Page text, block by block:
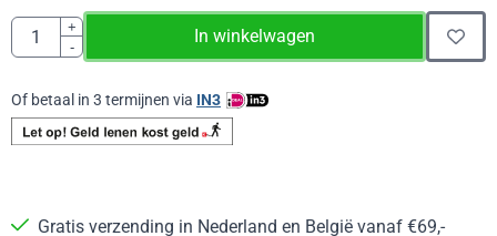
Aantal
+
-
In winkelwagen
Of betaal in 3 termijnen via IN3
Gratis verzending in Nederland en België vanaf €69,-